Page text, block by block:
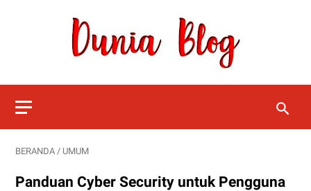
BERANDA / UMUM
Panduan Cyber Security untuk Pengguna